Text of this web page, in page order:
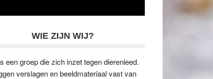
WIE ZIJN WIJ?
een groep die zich inzet tegen dierenleed.
verslagen en beeldmateriaal vast van